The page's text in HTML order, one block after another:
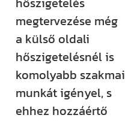
megtervezése még
a külső oldali
hőszigetelésnél is
komolyabb szakmai
munkát igényel, s
ehhez hozzáértő